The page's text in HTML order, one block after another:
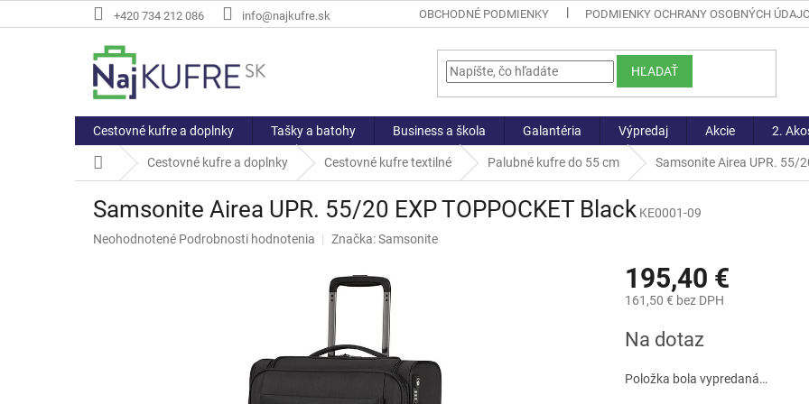
na
+420 734 212 086 info@najkufre.sk OBCHODNÉ PODMIENKY PODMIENKY OCHRANY OSOBNÝCH
HĽADAŤ
Cestovné kufre a doplnky Tašky a batohy Business a škola Galantéria Výpredaj Akcie 2.
DomovCestovné kufre a doplnky Cestovné kufre textilné Palubné kufre do 55 cm Samsonite Airea UPR. 55/
Samsonite Airea UPR. 55/20 EXP TOPPOCKET Black KE0001-09
Priemerné
Neohodnotené Podrobnosti hodnotenia Značka:Samsonite
195,40 €
161,50 € bez DPH
cena:
Na dotaz
Položka bola vypredaná…